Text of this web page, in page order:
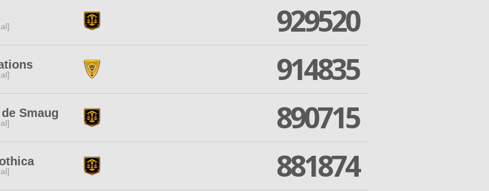
929520
914835
Smaug
890715
881874